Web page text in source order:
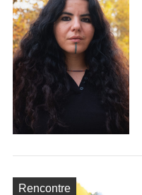
Rencontre